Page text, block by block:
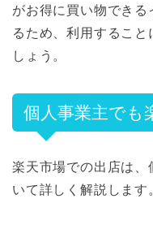
がお得に買い物でき
るため、利用するこ
しょう。
個人事業主でも
楽天市場での出店は、
いて詳しく解説します